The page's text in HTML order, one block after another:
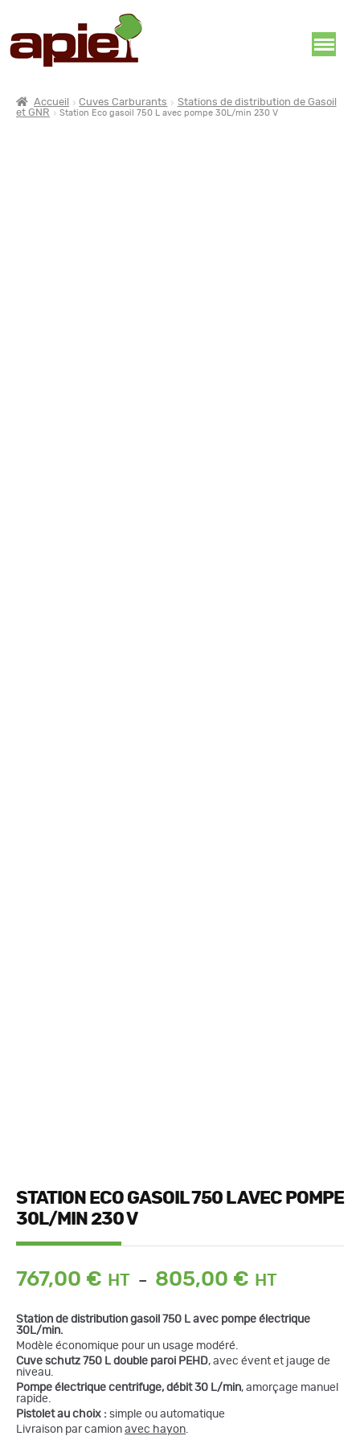
Accueil Cuves Carburants
Stations de distribution de Gasoil
et GNR
Station Eco gasoil 750 L avec pompe 30L/min 230 V
STATION ECO GASOIL 750 L AVEC POMPE
30L/MIN 230 V
767,00 € – 805,00 €
Plage
767,00 €
805,00 €
Station de distribution gasoil 750 L avec pompe électrique
30L/min.
Modèle économique pour un usage modéré.
Cuve schutz 750 L double paroi PEHD, avec évent et jauge de
niveau.
Pompe électrique centrifuge, débit 30 L/min, amorçage manuel
rapide.
Pistolet au choix : simple ou automatique
Livraison par camion avec hayon
de
Eco